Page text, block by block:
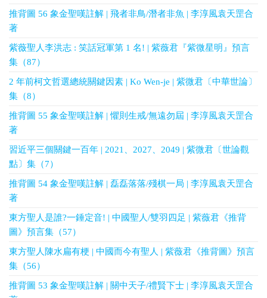
推背圖 56 象金聖嘆註解 | 飛者非鳥/潛者非魚 | 李淳風袁天罡合
著
紫薇聖人李洪志 : 笑話冠軍第 1 名! | 紫薇君『紫微星明』預言
集（87）
2 年前柯文哲選總統關鍵因素 | Ko Wen-je | 紫微君〔中華世論〕
集（8）
推背圖 55 象金聖嘆註解 | 懼則生戒/無遠勿屆 | 李淳風袁天罡合
著
習近平三個關鍵一百年 | 2021、2027、2049 | 紫微君〔世論觀
點〕集（7）
推背圖 54 象金聖嘆註解 | 磊磊落落/殘棋一局 | 李淳風袁天罡合
著
東方聖人是誰?一錘定音! | 中國聖人/雙羽四足 | 紫薇君《推背
圖》預言集（57）
東方聖人陳水扁有梗 | 中國而今有聖人 | 紫薇君《推背圖》預言
集（56）
推背圖 53 象金聖嘆註解 | 關中天子/禮賢下士 | 李淳風袁天罡合